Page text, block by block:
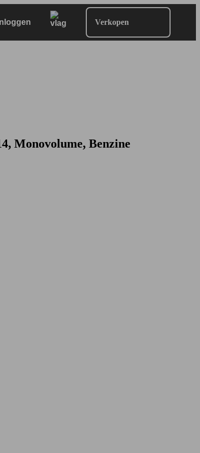
Inloggen Verkopen
Monovolume, Benzine